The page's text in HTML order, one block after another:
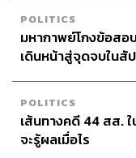
และเด้งตัวได้ดีสุดๆ
ภาพ: Moga Salon
พิสูจน์อักษร: ภาวิกา
FYI
POLITICS
มหากาพย์โกงข้อสอ
เดินหน้าสู่จุดจบในสั
POLITICS
เส้นทางคดี 44 สส.
จะรู้ผลเมื่อไร